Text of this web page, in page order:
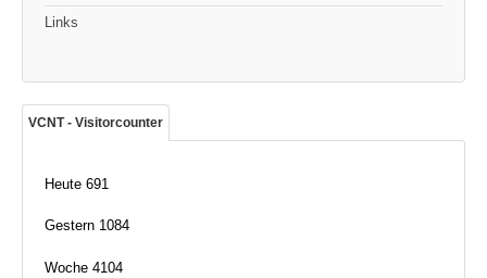
Links
VCNT - Visitorcounter
Heute 691
Gestern 1084
Woche 4104